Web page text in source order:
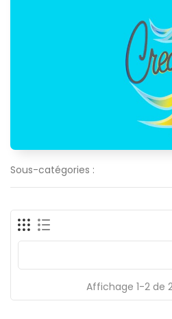
Sous-catégories :
Affichage 1-2 de